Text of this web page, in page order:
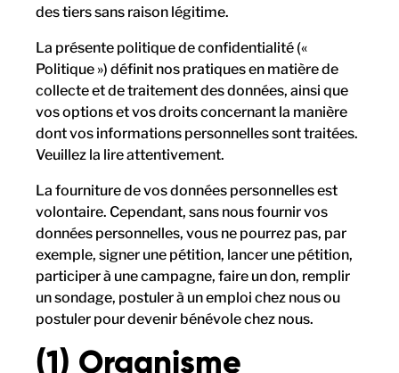
des tiers sans raison légitime.
La présente politique de confidentialité («
Politique ») définit nos pratiques en matière de
collecte et de traitement des données, ainsi que
vos options et vos droits concernant la manière
dont vos informations personnelles sont traitées.
Veuillez la lire attentivement.
La fourniture de vos données personnelles est
volontaire. Cependant, sans nous fournir vos
données personnelles, vous ne pourrez pas, par
exemple, signer une pétition, lancer une pétition,
participer à une campagne, faire un don, remplir
un sondage, postuler à un emploi chez nous ou
postuler pour devenir bénévole chez nous.
(1) Organisme